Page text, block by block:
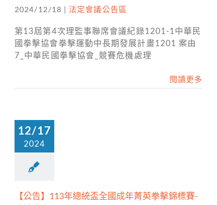
2024/12/18 法定會議公告區
第13屆第4次理監事聯席會議紀錄1201-1中華民
國拳擊協會拳擊運動中長期發展計畫1201 案由
7_中華民國拳擊協會_競賽危機處理
閱讀更多
12/17
2024
【公告】113年總統盃全國成年菁英拳擊錦標賽-